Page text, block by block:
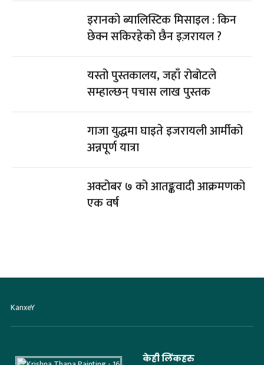
इरानको ब्यालिस्टिक मिसाइल : किन
छेक्न सकिरहेको छैन इज़रायल ?
यस्तो पुस्तकालय, जहाँ रोबोटले
सम्हाल्छन् पचास लाख पुस्तक
गाजा युद्धमा घाइते इजरायली आर्मीको
अन्नपूर्ण यात्रा
अक्टोबर ७ को आतङ्कवादी आक्रमणको
एक वर्ष
KanxeY
केही लिंकहरु